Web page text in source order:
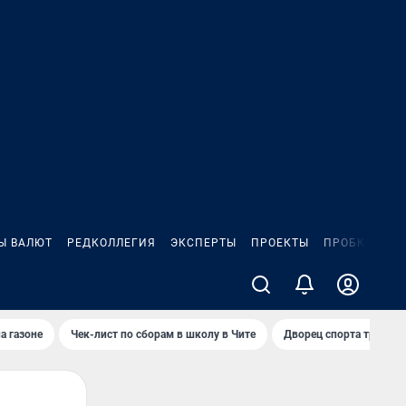
ВАЛЮТ РЕДКОЛЛЕГИЯ ЭКСПЕРТЫ ПРОЕКТЫ ПРОБКИ
газоне Чек-лист по сборам в школу в Чите Дворец спорта